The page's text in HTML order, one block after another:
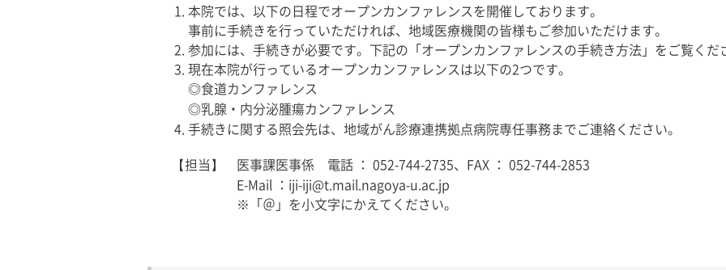
本院では、以下の日程でオープンカンファレンスを開催しております。
事前に手続きを行っていただければ、地域医療機関の皆様もご参加いただけます。
参加には、手続きが必要です。下記の「オープンカンファレンスの手続き方法」をご覧くだ
現在本院が行っているオープンカンファレンスは以下の2つです。
◎食道カンファレンス
◎乳腺・内分泌腫瘍カンファレンス
手続きに関する照会先は、地域がん診療連携拠点病院専任事務までご連絡ください。
【担当】 医事課医事係 電話 ： 052-744-2735、FAX ： 052-744-2853
E-Mail ：iji-iji@t.mail.nagoya-u.ac.jp
※「＠」を小文字にかえてください。